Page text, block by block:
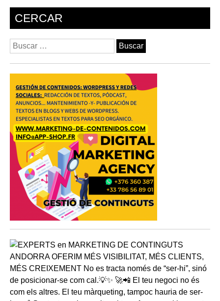
CERCAR
Buscar: